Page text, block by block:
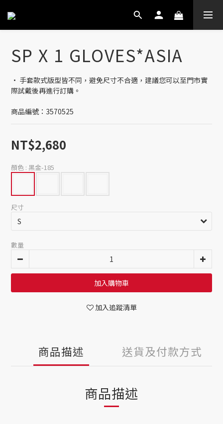
SP X 1 GLOVES*ASIA
· 手套款式版型皆不同，避免尺寸不合適，建議您可以至門市實
際試戴後再進行訂購。
商品編號：3570525
NT$2,680
顏色 : 黑金-185
尺寸
數量
加入購物車
加入追蹤清單
商品描述 送貨及付款方式
商品描述